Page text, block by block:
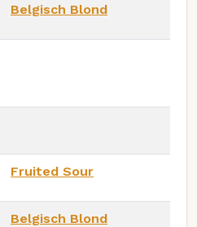
Belgisch Blond
Fruited Sour
Belgisch Blond